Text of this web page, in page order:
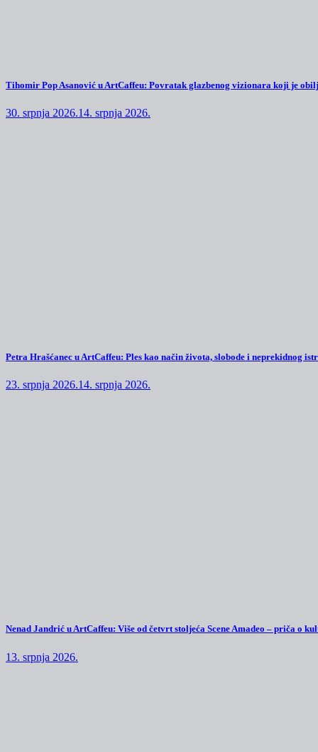
Tihomir Pop Asanović u ArtCaffeu: Povratak glazbenog vizionara koji je
30. srpnja 2026.14. srpnja 2026.
Petra Hrašćanec u ArtCaffeu: Ples kao način života, slobode i neprekidnog
23. srpnja 2026.14. srpnja 2026.
Nenad Jandrić u ArtCaffeu: Više od četvrt stoljeća Scene Amadeo – priča o
13. srpnja 2026.